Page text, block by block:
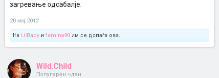
загревање одсабалје.
20 мај 2012
На LilBaby и femina90 им се допаѓа ова.
Wild.Child
Популарен член